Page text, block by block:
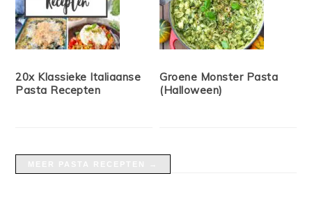
20x Klassieke Italiaanse
Pasta Recepten
Groene Monster Pasta
(Halloween)